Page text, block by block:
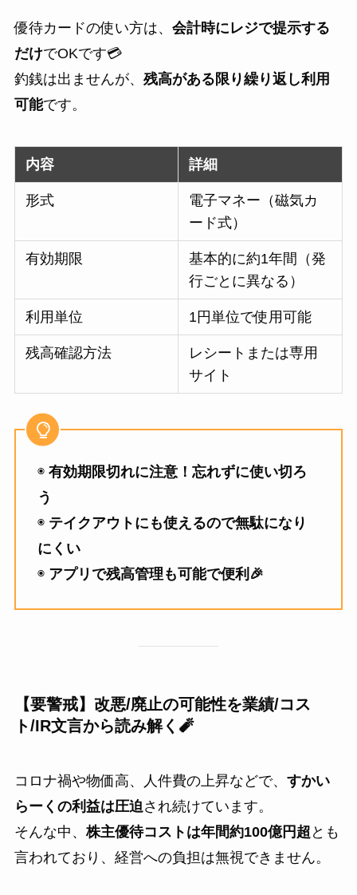
優待カードの使い方は、 会計時にレジで提示する
だけでOKです💳
釣銭は出ませんが、 残高がある限り繰り返し利用
可能です。
内容 詳細
形式
電子マネー（磁気カ
ード式）
有効期限
基本的に約1年間（発
行ごとに異なる）
利用単位 1円単位で使用可能
残高確認方法
レシートまたは専用
サイト
◉ 有効期限切れに注意！忘れずに使い切ろ
う
◉ テイクアウトにも使えるので無駄になり
にくい
◉ アプリで残高管理も可能で便利🎉
【要警戒】改悪/廃止の可能性を業績/コス
ト/IR文言から読み解く🧨
コロナ禍や物価高、人件費の上昇などで、 すかい
らーくの利益は圧迫され続けています。
そんな中、株主優待コストは年間約100億円超 とも
言われており、経営への負担は無視できません。